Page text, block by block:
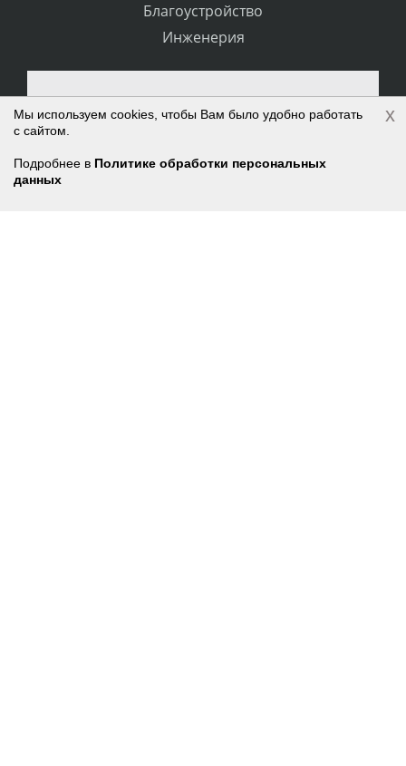
Благоустройство
Инженерия
Подпишитесь на
выгодные предложения
Войти
Регистрация
Корзина
Мы используем cookies, чтобы Вам было удобно работать
с сайтом.
Подробнее в Политике обработки персональных
данных
x